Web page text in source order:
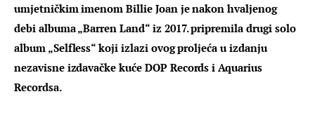
umjetničkim imenom Billie Joan je nakon hvaljenog
debi albuma „Barren Land“ iz 2017. pripremila drugi solo
album „Selfless“ koji izlazi ovog proljeća u izdanju
nezavisne izdavačke kuće DOP Records i Aquarius
Recordsa.